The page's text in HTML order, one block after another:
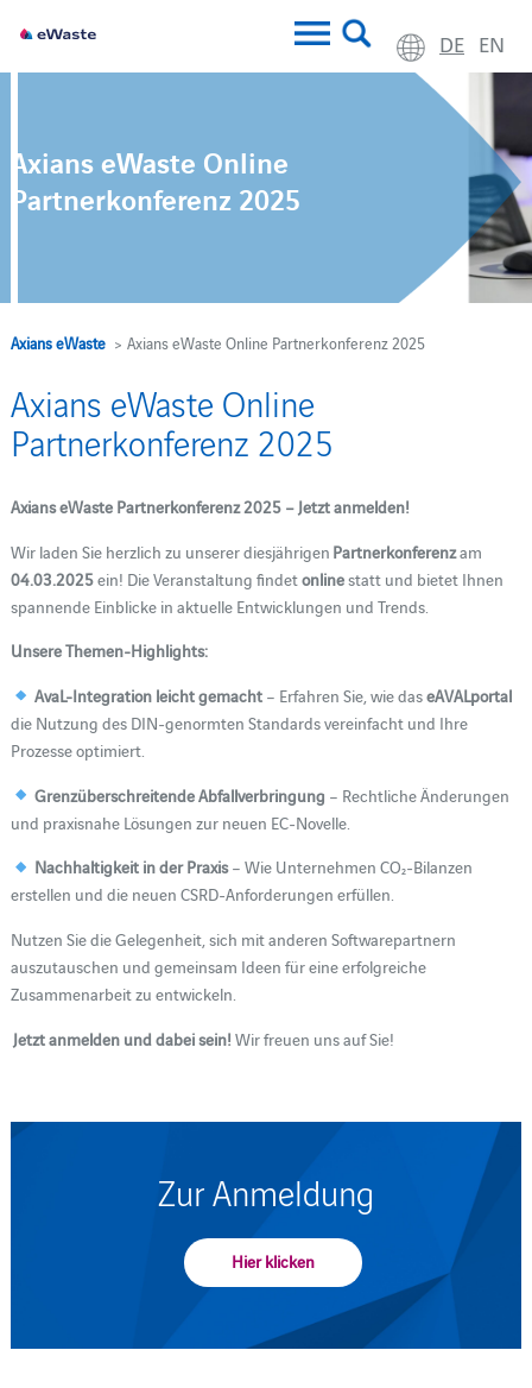
DE EN
Axians eWaste Online
Partnerkonferenz 2025
Axians eWaste> Axians eWaste Online Partnerkonferenz 2025
Axians eWaste Online
Partnerkonferenz 2025
Axians eWaste Partnerkonferenz 2025 – Jetzt anmelden!
Wir laden Sie herzlich zu unserer diesjährigen Partnerkonferenzam
04.03.2025ein! Die Veranstaltung findetonlinestatt und bietet Ihnen
spannende Einblicke in aktuelle Entwicklungen und Trends.
Unsere Themen-Highlights:
AvaL-Integration leicht gemacht– Erfahren Sie, wie daseAVALportal
die Nutzung des DIN-genormten Standards vereinfacht und Ihre
Prozesse optimiert.
Grenzüberschreitende Abfallverbringung – Rechtliche Änderungen
und praxisnahe Lösungen zur neuen EC-Novelle.
Nachhaltigkeit in der Praxis– Wie Unternehmen CO₂-Bilanzen
erstellen und die neuen CSRD-Anforderungen erfüllen.
Nutzen Sie die Gelegenheit, sich mit anderen Softwarepartnern
auszutauschen und gemeinsam Ideen für eine erfolgreiche
Zusammenarbeit zu entwickeln.
Jetzt anmelden und dabei sein! Wir freuen uns auf Sie!
Zur Anmeldung
Hier klicken